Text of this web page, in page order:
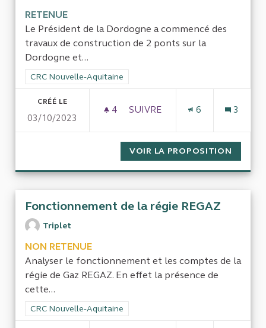
RETENUE
Le Président de la Dordogne a commencé des
travaux de construction de 2 ponts sur la
Dordogne et...
Filtrer les résultats de la catégorie : CRC Nouvelle-Aquitaine
CRC Nouvelle-Aquitaine
CRÉÉ LE
03/10/2023
4 4 ABONNÉS
SUIVRE
6 3
VOIR LA PROPOSITION
Fonctionnement de la régie REGAZ
Triplet
NON RETENUE
Analyser le fonctionnement et les comptes de la
régie de Gaz REGAZ. En effet la présence de
cette...
Filtrer les résultats de la catégorie : CRC Nouvelle-Aquitaine
CRC Nouvelle-Aquitaine